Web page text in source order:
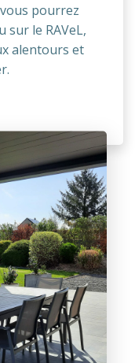
pourrez
sur le RAVeL,
alentours et